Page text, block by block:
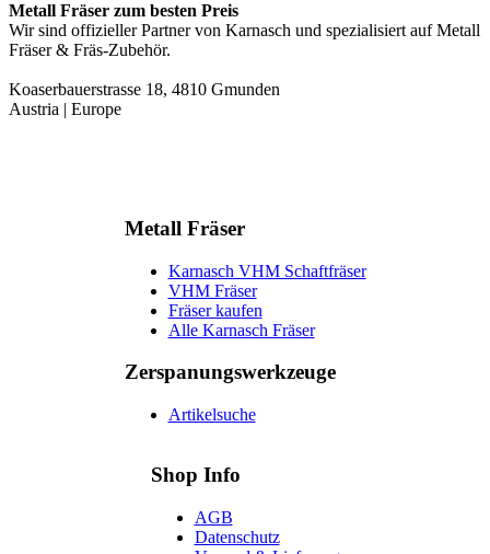
Metall Fräser zum besten Preis
Wir sind offizieller Partner von Karnasch und spezialisiert auf Metall
Fräser & Fräs-Zubehör.
Koaserbauerstrasse 18, 4810 Gmunden
Austria | Europe
Metall Fräser
Karnasch VHM Schaftfräser
VHM Fräser
Fräser kaufen
Alle Karnasch Fräser
Zerspanungs­werkzeuge
Artikelsuche
Shop Info
AGB
Datenschutz